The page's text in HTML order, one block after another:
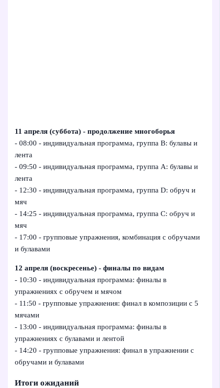
11 апреля (суббота) - продолжение многоборья
- 08:00 - индивидуальная программа, группа B: булавы и
лента
- 09:50 - индивидуальная программа, группа A: булавы и
лента
- 12:30 - индивидуальная программа, группа D: обруч и
мяч
- 14:25 - индивидуальная программа, группа C: обруч и
мяч
- 17:00 - групповые упражнения, комбинация с обручами
и булавами
12 апреля (воскресенье) - финалы по видам
- 10:30 - индивидуальная программа: финалы в
упражнениях с обручем и мячом
- 11:50 - групповые упражнения: финал в композиции с 5
мячами
- 13:00 - индивидуальная программа: финалы в
упражнениях с булавами и лентой
- 14:20 - групповые упражнения: финал в упражнении с
обручами и булавами
Итоги ожиданий